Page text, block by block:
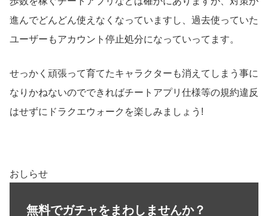
進んでどんどん使えなくなっていますし、過去使っていた
ユーザーもアカウント停止処分になっていってます。
せっかく頑張って育てたキャラクターも消えてしまう事に
なりかねないのでできればチートアプリ仕様等の規約違反
はせずにドラクエウォークを楽しみましょう!
おしらせ
無料でガチャをまわしませんか？